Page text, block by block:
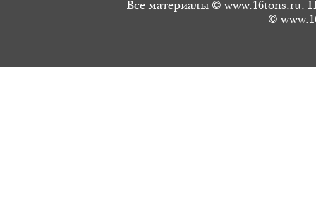
Все материалы © www.16tons.ru.
©